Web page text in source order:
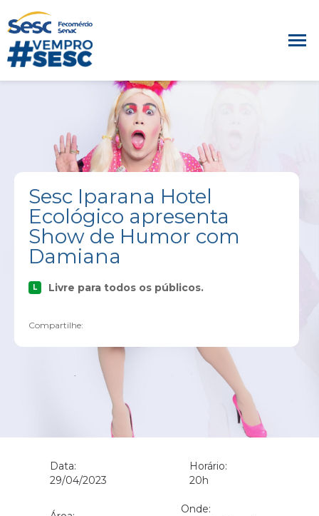
Sesc Iparana Hotel
Ecológico apresenta
Show de Humor com
Damiana
L Livre para todos os públicos.
Compartilhe:
Data:
29/04/2023
Horário:
20h
Onde: